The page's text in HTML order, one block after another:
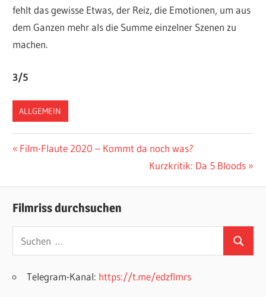
fehlt das gewisse Etwas, der Reiz, die Emotionen, um aus
dem Ganzen mehr als die Summe einzelner Szenen zu
machen.
3/5
ALLGEMEIN
Beitragsnavigation
Vorheriger
Film-Flaute 2020 – Kommt da noch was?
Nächster
Kurzkritik: Da 5 Bloods
Filmriss durchsuchen
Suchen
nach:
Suchen
Telegram-Kanal: https://t.me/edzflmrs